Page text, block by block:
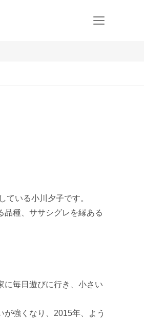
ている小川夕子です。
品種、ササシグレを縁ある
に毎日遊びに行き、小さい
強くなり、2015年、よう